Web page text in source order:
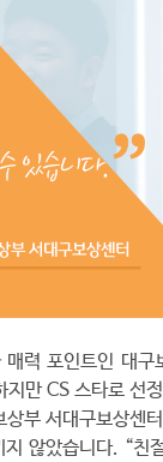
력 포인트인 대
만 CS 스타로 선
부 서대구보상센
않았습니다. “친